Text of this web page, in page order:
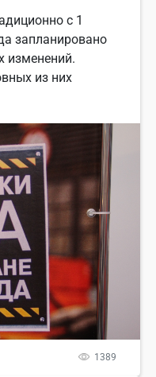
с 1
запланировано
изменений.
из них
1389